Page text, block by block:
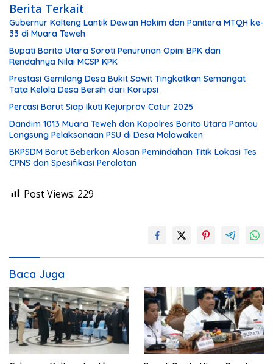
Berita Terkait
Gubernur Kalteng Lantik Dewan Hakim dan Panitera MTQH ke-
33 di Muara Teweh
Bupati Barito Utara Soroti Penurunan Opini BPK dan
Rendahnya Nilai MCSP KPK
Prestasi Gemilang Desa Bukit Sawit Tingkatkan Semangat
Tata Kelola Desa Bersih dari Korupsi
Percasi Barut Siap Ikuti Kejurprov Catur 2025
Dandim 1013 Muara Teweh dan Kapolres Barito Utara Pantau
Langsung Pelaksanaan PSU di Desa Malawaken
BKPSDM Barut Beberkan Alasan Pemindahan Titik Lokasi Tes
CPNS dan Spesifikasi Peralatan
Post Views: 229
Baca Juga